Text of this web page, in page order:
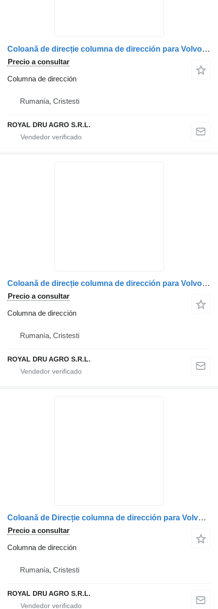
Coloană de direcție columna de dirección para Volvo cu cheie și cilindru de blocare camión
Precio a consultar
Columna de dirección
Rumanía, Cristesti
ROYAL DRU AGRO S.R.L.
Coloană de direcție columna de dirección para Volvo – Coduri: 82631111, 82630802, 84415462, 84415453 camión
Precio a consultar
Columna de dirección
Rumanía, Cristesti
ROYAL DRU AGRO S.R.L.
Coloană de Direcție columna de dirección para Volvo – Coduri 20575175, 20529379, 20529377, 20575171, 20360840, 20360842 camión
Precio a consultar
Columna de dirección
Rumanía, Cristesti
ROYAL DRU AGRO S.R.L.